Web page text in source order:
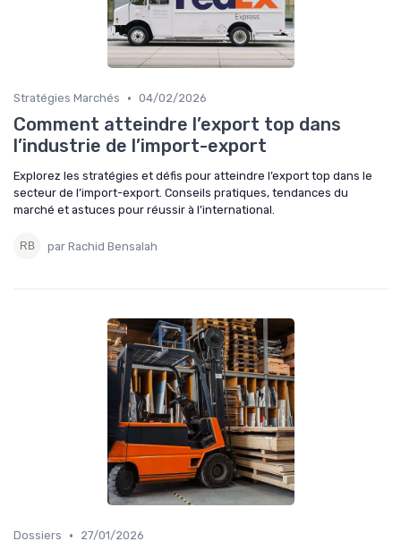
Stratégies Marchés • 04/02/2026
Comment atteindre l’export top dans
l’industrie de l’import-export
Explorez les stratégies et défis pour atteindre l’export top dans le
secteur de l’import-export. Conseils pratiques, tendances du
marché et astuces pour réussir à l’international.
par Rachid Bensalah
Dossiers • 27/01/2026